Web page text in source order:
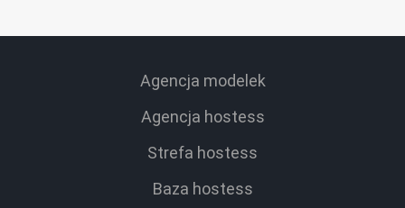
Agencja modelek
Agencja hostess
Strefa hostess
Baza hostess